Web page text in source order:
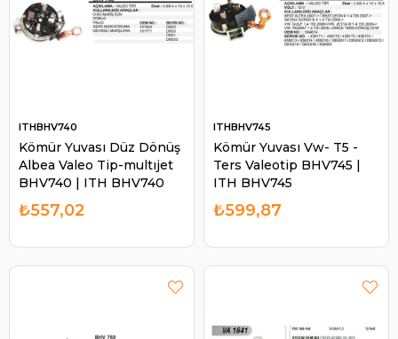
Kömür Yuvası Düz Dönüş
Albea Valeo Tip-multıjet
BHV740 | ITH BHV740
ITHBHV740
₺557,02
Kömür Yuvası Vw- T5 -
Ters Valeotip BHV745 |
ITH BHV745
ITHBHV745
₺599,87